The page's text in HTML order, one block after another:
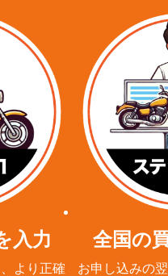
入力
より正確
全国の
お申し込みの翌